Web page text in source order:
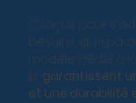
Conçus pour
besoins, du spa
modèle dédié à
ils garantissent
et une durabilité